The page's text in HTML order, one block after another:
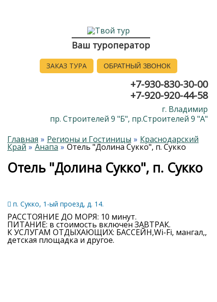
Ваш туроператор
ЗАКАЗ ТУРА ОБРАТНЫЙ ЗВОНОК
+7-930-830-30-00
+7-920-920-44-58
г. Владимир
пр. Строителей 9 "Б", пр.Строителей 9 "А"
Главная
Регионы и Гостиницы Краснодарский
Край Анапа Отель "Долина Сукко", п. Сукко
Отель "Долина Сукко", п. Сукко
п. Сукко, 1-ый проезд, д. 14.
РАССТОЯНИЕ ДО МОРЯ: 10 минут.
ПИТАНИЕ: в стоимость включен ЗАВТРАК.
К УСЛУГАМ ОТДЫХАЮЩИХ: БАССЕЙН,Wi-Fi, мангал,,
детская площадка и другое.